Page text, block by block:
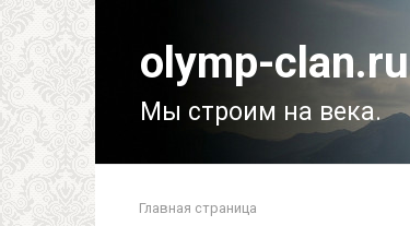
olymp-clan.ru
Мы строим на века.
Главная страница